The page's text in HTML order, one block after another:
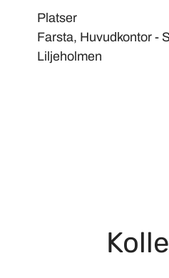
Platser
Farsta, Huvudkontor -
Liljeholmen